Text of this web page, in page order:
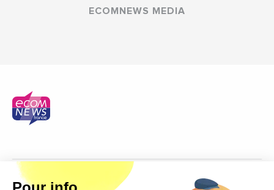
ECOMNEWS MEDIA